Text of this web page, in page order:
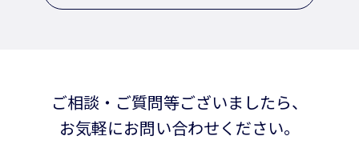
ご相談・ご質問等ございましたら、
お気軽にお問い合わせください。